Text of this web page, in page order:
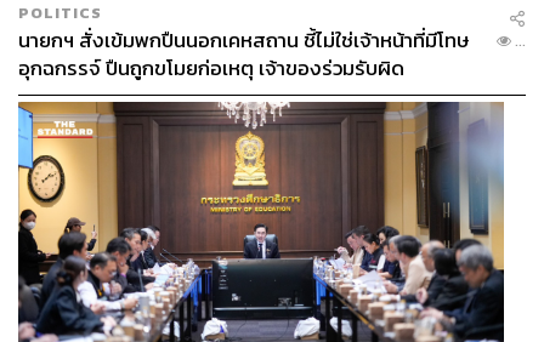
POLITICS
นายกฯ สั่งเข้มพกปืนนอกเคหสถาน ชี้ไม่ใช่เจ้าหน้าที่มีโทษ
อุกฉกรรจ์ ปืนถูกขโมยก่อเหตุ เจ้าของร่วมรับผิด
...